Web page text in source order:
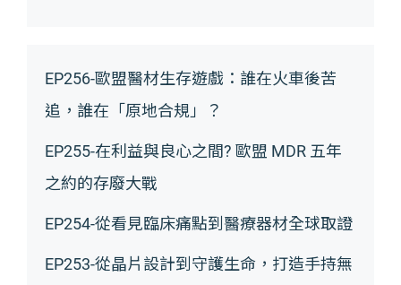
EP256-歐盟醫材生存遊戲：誰在火車後苦
追，誰在「原地合規」？
EP255-在利益與良心之間? 歐盟 MDR 五年
之約的存廢大戰
EP254-從看見臨床痛點到醫療器材全球取證
EP253-從晶片設計到守護生命，打造手持無